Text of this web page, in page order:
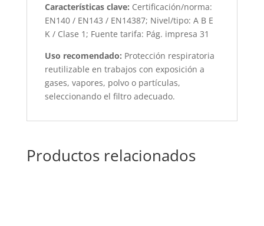
Características clave: Certificación/norma:
EN140 / EN143 / EN14387; Nivel/tipo: A B E
K / Clase 1; Fuente tarifa: Pág. impresa 31
Uso recomendado: Protección respiratoria
reutilizable en trabajos con exposición a
gases, vapores, polvo o partículas,
seleccionando el filtro adecuado.
Productos relacionados